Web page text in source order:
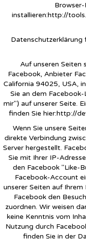
installieren:http://
Datenschutzerklärung
Auf unseren Seiten
Facebook, Anbieter
California 94025, USA,
Sie an dem
mir") auf unserer Seite.
finden Sie hier:http://
Wenn Sie unsere
direkte Verbindung
Server hergestellt.
Sie mit Ihrer IP-
den Facebook "Like-
Facebook-Account
unserer Seiten auf
Facebook den
zuordnen. Wir weisen
keine Kenntnis vom
Nutzung durch
finden Sie in der